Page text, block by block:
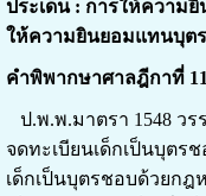
ประเด็น : การให้ความ
ให้ความยินยอมแทนบุตร
คำพิพากษาศาลฎีกาที่
ป.พ.พ.มาตรา 1548 ว
จดทะเบียนเด็กเป็นบุตร
เด็กเป็นบุตรชอบด้วยกฎ